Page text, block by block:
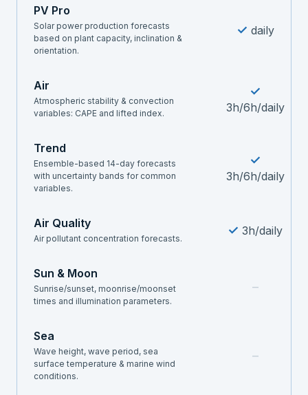
PV Pro
Solar power production forecasts
based on plant capacity, inclination &
orientation.
✓ daily
Air
Atmospheric stability & convection
variables: CAPE and lifted index.
✓
3h/6h/daily
Trend
Ensemble-based 14-day forecasts
with uncertainty bands for common
variables.
✓
3h/6h/daily
Air Quality
Air pollutant concentration forecasts.
✓ 3h/daily
Sun & Moon
Sunrise/sunset, moonrise/moonset
times and illumination parameters.
–
Sea
Wave height, wave period, sea
surface temperature & marine wind
conditions.
–